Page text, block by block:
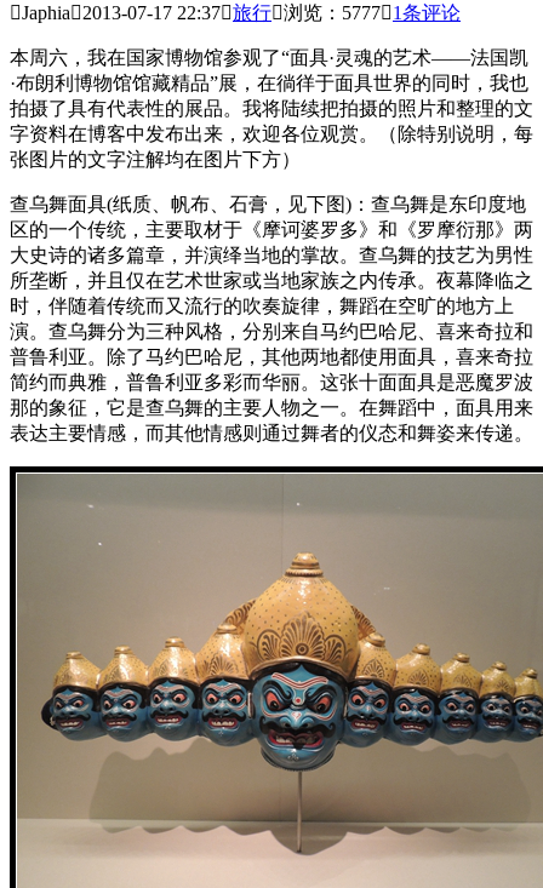
Japhia2013-07-17 22:37旅行浏览：57771条评论
本周六，我在国家博物馆参观了“面具·灵魂的艺术——法国凯
·布朗利博物馆馆藏精品”展，在徜徉于面具世界的同时，我也
拍摄了具有代表性的展品。我将陆续把拍摄的照片和整理的文
字资料在博客中发布出来，欢迎各位观赏。（除特别说明，每
张图片的文字注解均在图片下方）
查乌舞面具(纸质、帆布、石膏，见下图)：查乌舞是东印度地
区的一个传统，主要取材于《摩诃婆罗多》和《罗摩衍那》两
大史诗的诸多篇章，并演绎当地的掌故。查乌舞的技艺为男性
所垄断，并且仅在艺术世家或当地家族之内传承。夜幕降临之
时，伴随着传统而又流行的吹奏旋律，舞蹈在空旷的地方上
演。查乌舞分为三种风格，分别来自马约巴哈尼、喜来奇拉和
普鲁利亚。除了马约巴哈尼，其他两地都使用面具，喜来奇拉
简约而典雅，普鲁利亚多彩而华丽。这张十面面具是恶魔罗波
那的象征，它是查乌舞的主要人物之一。在舞蹈中，面具用来
表达主要情感，而其他情感则通过舞者的仪态和舞姿来传递。